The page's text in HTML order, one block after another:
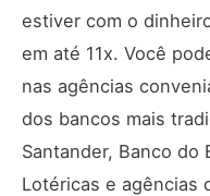
estiver com o
em até 11x. Você
nas agências
dos bancos mais
Santander, Banco do
Lotéricas e agências